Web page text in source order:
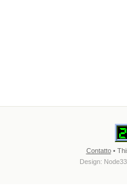
Contatto•
Design: Node33